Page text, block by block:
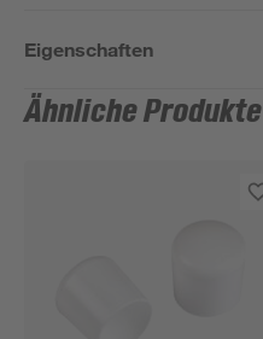
Eigenschaften
Ähnliche Produkte